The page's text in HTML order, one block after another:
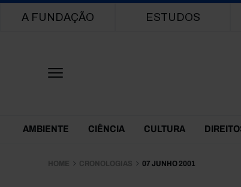
Main navigation
A FUNDAÇÃO ESTUDOS
Themes Menu
AMBIENTE CIÊNCIA CULTURA
HOME CRONOLOGIAS 07 JUNHO 2001